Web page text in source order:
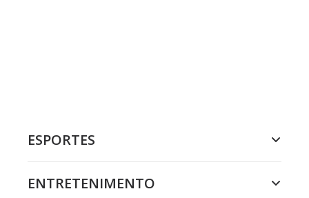
ESPORTES
ENTRETENIMENTO